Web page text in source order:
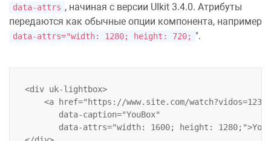
data-attrs , начиная с версии UIkit 3.4.0. Атрибуты
передаются как обычные опции компонента, например
data-attrs="width: 1280; height: 720; ".
<div uk-lightbox>
    <a href="https://www.site.com/watch?vidos=123"
       data-caption="YouBox"
data-attrs="width: 1600; height: